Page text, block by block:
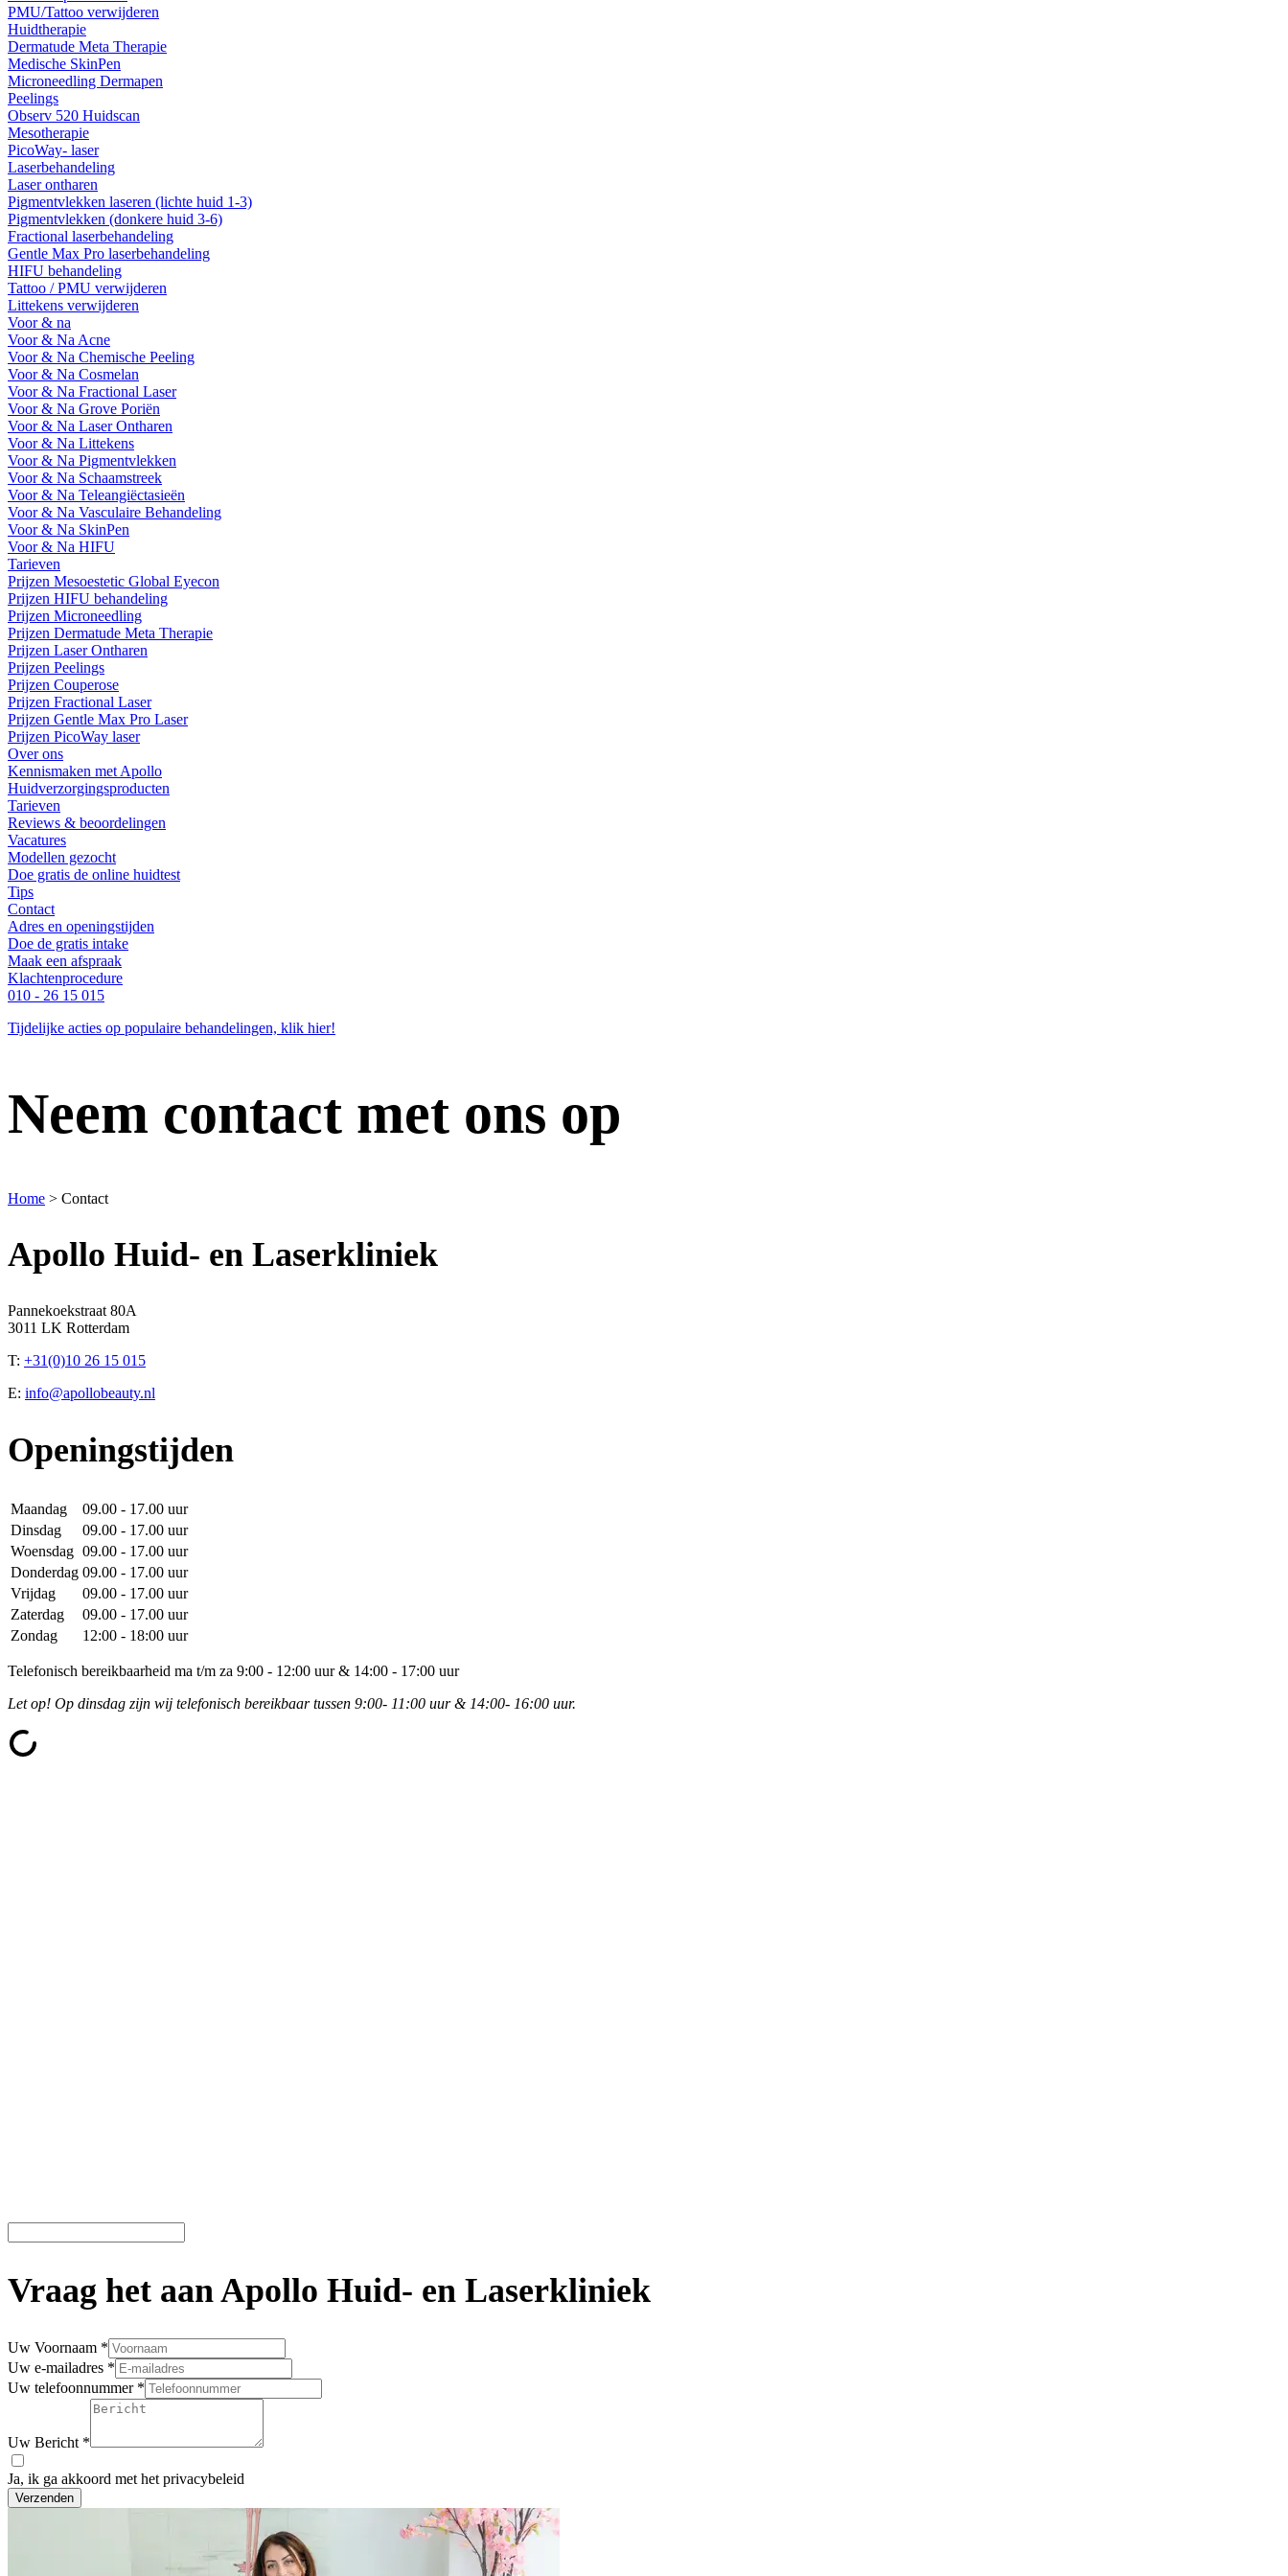
PMU/Tattoo verwijderen
Huidtherapie
Dermatude Meta Therapie
Medische SkinPen
Microneedling Dermapen
Peelings
Observ 520 Huidscan
Mesotherapie
PicoWay- laser
Laserbehandeling
Laser ontharen
Pigmentvlekken laseren (lichte huid 1-3)
Pigmentvlekken (donkere huid 3-6)
Fractional laserbehandeling
Gentle Max Pro laserbehandeling
HIFU behandeling
Tattoo / PMU verwijderen
Littekens verwijderen
Voor & na
Voor & Na Acne
Voor & Na Chemische Peeling
Voor & Na Cosmelan
Voor & Na Fractional Laser
Voor & Na Grove Poriën
Voor & Na Laser Ontharen
Voor & Na Littekens
Voor & Na Pigmentvlekken
Voor & Na Schaamstreek
Voor & Na Teleangiëctasieën
Voor & Na Vasculaire Behandeling
Voor & Na SkinPen
Voor & Na HIFU
Tarieven
Prijzen Mesoestetic Global Eyecon
Prijzen HIFU behandeling
Prijzen Microneedling
Prijzen Dermatude Meta Therapie
Prijzen Laser Ontharen
Prijzen Peelings
Prijzen Couperose
Prijzen Fractional Laser
Prijzen Gentle Max Pro Laser
Prijzen PicoWay laser
Over ons
Kennismaken met Apollo
Huidverzorgingsproducten
Tarieven
Reviews & beoordelingen
Vacatures
Modellen gezocht
Doe gratis de online huidtest
Tips
Contact
Adres en openingstijden
Doe de gratis intake
Maak een afspraak
Klachtenprocedure
010 - 26 15 015
Tijdelijke acties op populaire behandelingen, klik hier!
Neem contact met ons op
Home > Contact
Apollo Huid- en Laserkliniek
Pannekoekstraat 80A
3011 LK Rotterdam
T: +31(0)10 26 15 015
E: info@apollobeauty.nl
Openingstijden
Maandag
09.00 - 17.00 uur
Dinsdag
09.00 - 17.00 uur
Woensdag 09.00 - 17.00 uur
Donderdag 09.00 - 17.00 uur
Vrijdag
09.00 - 17.00 uur
Zaterdag
09.00 - 17.00 uur
Zondag
12:00 - 18:00 uur
Telefonisch bereikbaarheid ma t/m za 9:00 - 12:00 uur & 14:00 - 17:00 uur
Let op! Op dinsdag zijn wij telefonisch bereikbaar tussen 9:00- 11:00 uur & 14:00- 16:00 uur.
Vraag het aan Apollo Huid- en Laserkliniek
Uw Voornaam *
Uw e-mailadres *
Uw telefoonnummer *
Uw Bericht *
Ja, ik ga akkoord met het privacybeleid
Verzenden